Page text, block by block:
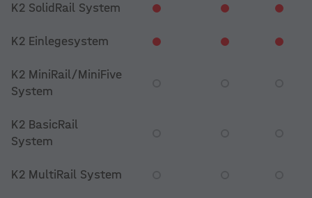
K2 SolidRail System
K2 Einlegesystem
K2 MiniRail/MiniFive
System
K2 BasicRail
System
K2 MultiRail System